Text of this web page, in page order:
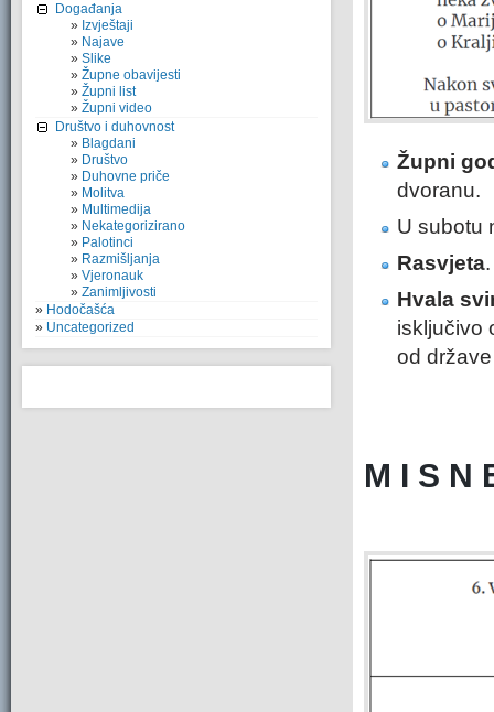
Događanja
Izvještaji
Najave
Slike
Župne obavijesti
Župni list
Župni video
Društvo i duhovnost
Blagdani
Društvo
Duhovne priče
Molitva
Multimedija
Nekategorizirano
Palotinci
Razmišljanja
Vjeronauk
Zanimljivosti
Hodočašća
Uncategorized
Župni
dvoranu.
U subotu
Rasvjeta
Hvala
isključivo
od
M I S N